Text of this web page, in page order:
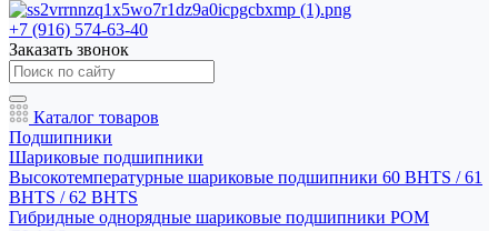
+7 (916) 574-63-40
Заказать звонок
Каталог товаров
Подшипники
Шариковые подшипники
Высокотемпературные шариковые подшипники 60 BHTS / 61
BHTS / 62 BHTS
Гибридные однорядные шариковые подшипники POM